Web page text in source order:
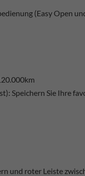
(Easy Open
Speichern Sie Ihre
und roter Leiste